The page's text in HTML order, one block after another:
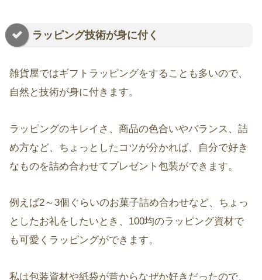
ラッピング技術が身に付く
雑貨屋ではギフトラッピングをすることも多いので、
自然と技術が身に付きます。
ラッピングのキレイさ、商品の色合いやバランス、詰
め方など、ちょっとしたコツが分かれば、自分で好き
なものを詰め合わせてプレゼント包装ができます。
例えば2～3個ぐらいのお菓子詰め合わせなど、ちょっ
としたお礼をしたいとき、100均のラッピング資材で
も可愛くラッピングができます。
私は包装資材や紙袋が昔からなぜか好きだったので、